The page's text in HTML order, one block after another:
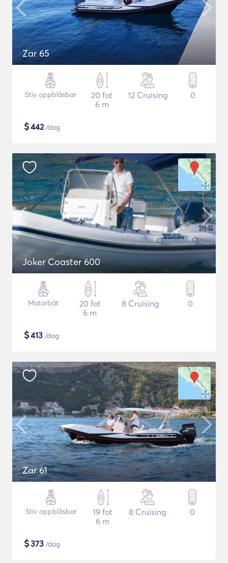
Zar 65
Stiv oppblåsbar
20 fot
6 m
12 Cruising 0
$442/dag
Joker Coaster 600
Motorbåt
20 fot
6 m
8 Cruising 0
$413 /dag
Zar 61
Stiv oppblåsbar
19 fot
6 m
8 Cruising 0
$373 /dag